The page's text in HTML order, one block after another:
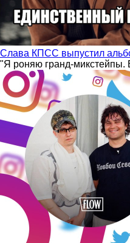
Слава КПСС выпустил
"Я роняю гранд-